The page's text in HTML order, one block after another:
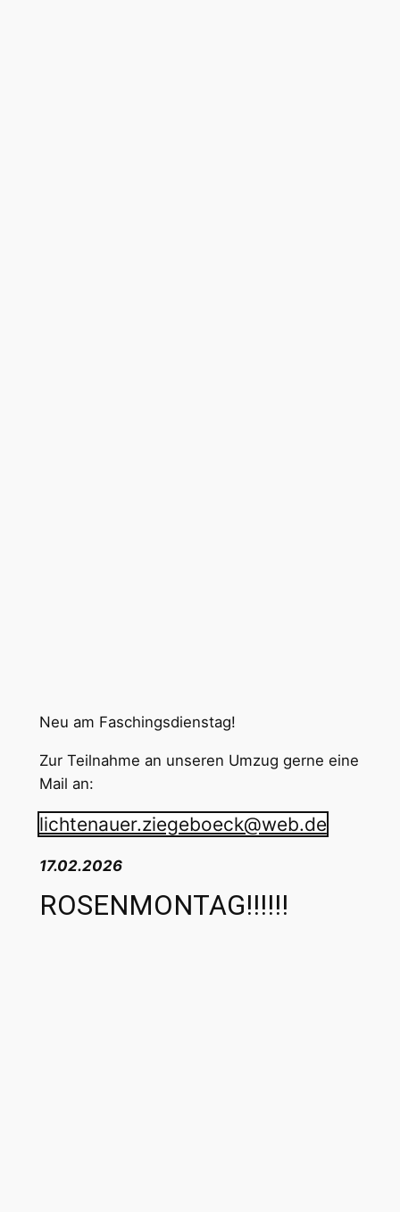
Neu am Faschingsdienstag!
Zur Teilnahme an unseren Umzug gerne eine
Mail an:
lichtenauer.ziegeboeck@web.de
17.02.2026
ROSENMONTAG!!!!!!